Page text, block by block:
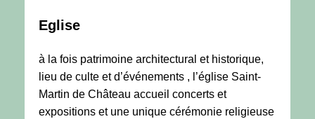
Eglise
à la fois patrimoine architectural et historique,
lieu de culte et d’événements , l’église Saint-
Martin de Château accueil concerts et
expositions et une unique cérémonie religieuse